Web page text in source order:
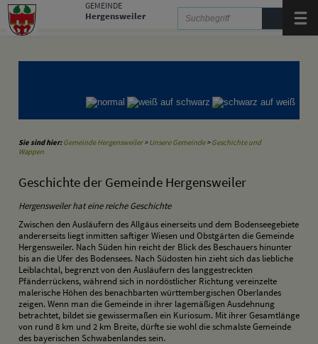
Zum Inhalt zur Navigationoder springen.
GEMEINDE
Hergensweiler
Gemeinde Hergensweiler Gemeinde Sigmarszell Gemeinde Weißensberg
Sie sind hier: Gemeinde Hergensweiler>Unsere Gemeinde>Geschichte und
Wappen
Geschichte der Gemeinde Hergensweiler
Hergensweiler hat eine reiche Geschichte
Zwischen den Ausläufern des Allgäus einerseits und dem Bodenseegebiete
andererseits liegt inmitten saftiger Wiesen und Obstgärten die Gemeinde
Hergensweiler. Nach Süden hin reicht der Blick des Beschauers hinunter
bis an die Ufer des Bodensees. Nach Südosten hin zieht sich das liebliche
Leiblachtal, begrenzt von den Ausläufern des langgestreckten
Pfänderrückens, während sich in nordöstlicher Richtung vereinzelte
malerische Höhen des benachbarten württembergischen Oberlandes
zeigen. Wenn man die Gemeinde in ihrer lagemäßigen Ausdehnung
betrachtet, bildet sie gewissermaßen ein Kuriosum. Mit ihrer Gesamtlänge
von rund 8 km und 2 km Breite, dürfte sie wohl die schmalste Gemeinde
des bayerischen Schwabenlandes sein.